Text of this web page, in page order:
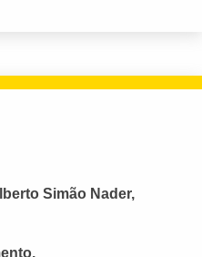
Simão Nader,